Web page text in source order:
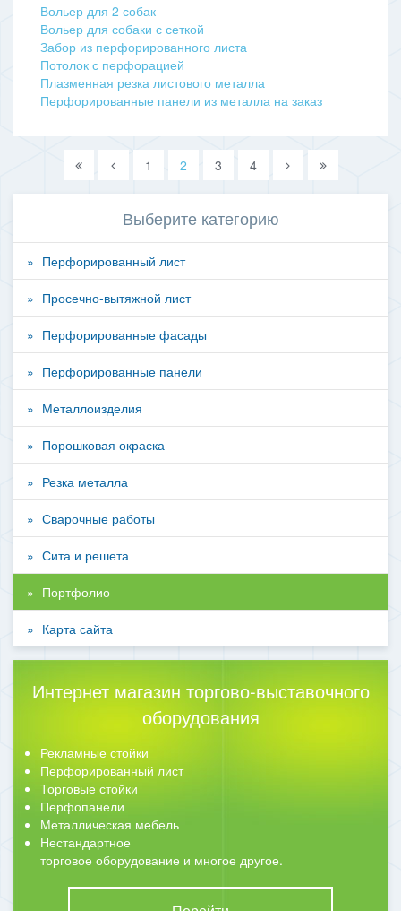
Вольер для 2 собак
Вольер для собаки с сеткой
Забор из перфорированного листа
Потолок с перфорацией
Плазменная резка листового металла
Перфорированные панели из металла на заказ
1 2 3 4
Выберите категорию
Перфорированный лист
Просечно-вытяжной лист
Перфорированные фасады
Перфорированные панели
Металлоизделия
Порошковая окраска
Резка металла
Сварочные работы
Сита и решета
Портфолио
Карта сайта
Интернет магазин торгово-выставочного
оборудования
Рекламные стойки
Перфорированный лист
Торговые стойки
Перфопанели
Металлическая мебель
Нестандартное
торговое оборудование и многое другое.